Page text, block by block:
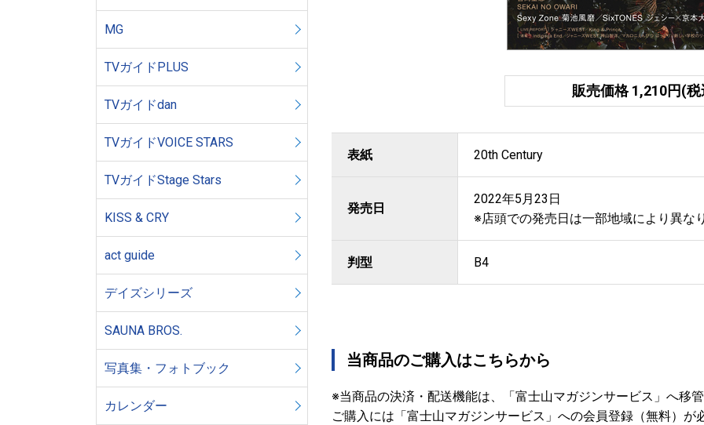
販売価格 1,210円(
表紙 20th Century
発売日
2022年5月23日
※店頭での発売日は一部地域により異な
判型 B4
当商品のご購入はこちらから
※当商品の決済・配送機能は、「富士山マガジンサービス」へ移
ご購入には「富士山マガジンサービス」への会員登録（無料）が
MG
TVガイドPLUS
TVガイドdan
TVガイドVOICE STARS
TVガイドStage Stars
KISS & CRY
act guide
デイズシリーズ
SAUNA BROS.
写真集・フォトブック
カレンダー